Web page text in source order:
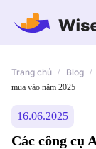
Trang chủ / Blog /
mua vào năm 2025
16.06.2025
Các công cụ